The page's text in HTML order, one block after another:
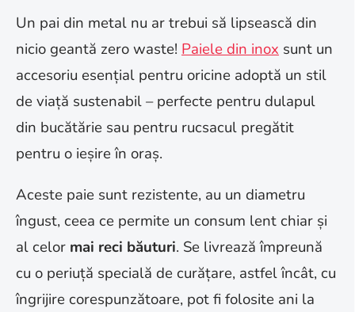
Un pai din metal nu ar trebui să lipsească din
nicio geantă zero waste! Paiele din inox sunt un
accesoriu esențial pentru oricine adoptă un stil
de viață sustenabil – perfecte pentru dulapul
din bucătărie sau pentru rucsacul pregătit
pentru o ieșire în oraș.
Aceste paie sunt rezistente, au un diametru
îngust, ceea ce permite un consum lent chiar și
al celor mai reci băuturi. Se livrează împreună
cu o periuță specială de curățare, astfel încât, cu
îngrijire corespunzătoare, pot fi folosite ani la